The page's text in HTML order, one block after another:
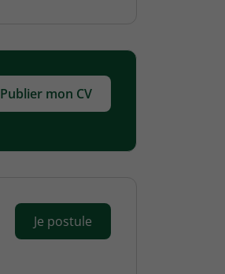
Publier mon CV
Je postule